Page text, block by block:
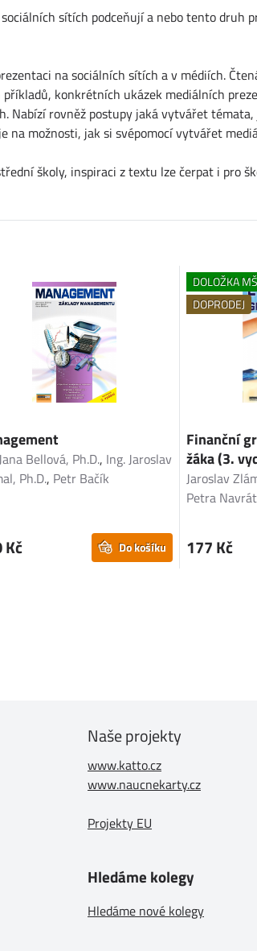
sítích podceňují a nebo tento druh
na sociálních sítích a v médiích.
konkrétních ukázek mediálních
rovněž postupy jaká vytvářet
možnosti, jak si svépomocí vytvářet
školy, inspiraci z textu lze čerpat i pro
Bellová, Ph.D., Ing. Jaroslav
Ph.D., Petr Bačík
Kč Do košíku
DOLOŽKA
DOPRODEJ
Finanční
žáka (3.
Jaroslav
Petra
177 Kč
Naše projekty
www.katto.cz
www.naucnekarty.cz
Projekty EU
Hledáme kolegy
Hledáme nové kolegy